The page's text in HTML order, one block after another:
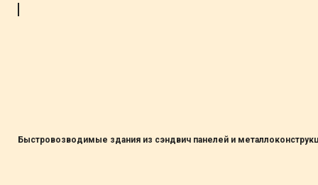
Быстровозводимые здания из сэндвич панелей и